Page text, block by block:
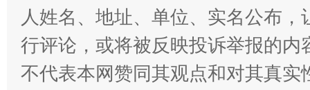
人姓名、地址、单位、实名公布
行评论，或将被反映投诉举报的
不代表本网赞同其观点和对其真实